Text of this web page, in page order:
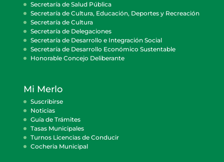
Secretaría de Salud Pública
Secretaría de Cultura, Educación, Deportes y Recreación
Secretaría de Cultura
Secretaría de Delegaciones
Secretaría de Desarrollo e Integración Social
Secretaría de Desarrollo Económico Sustentable
Honorable Concejo Deliberante
Mi Merlo
Suscribirse
Noticias
Guía de Trámites
Tasas Municipales
Turnos Licencias de Conducir
Cocheria Municipal